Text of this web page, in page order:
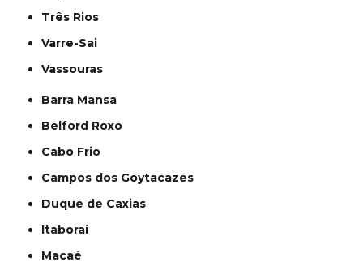
Três Rios
Varre-Sai
Vassouras
Barra Mansa
Belford Roxo
Cabo Frio
Campos dos Goytacazes
Duque de Caxias
Itaboraí
Macaé